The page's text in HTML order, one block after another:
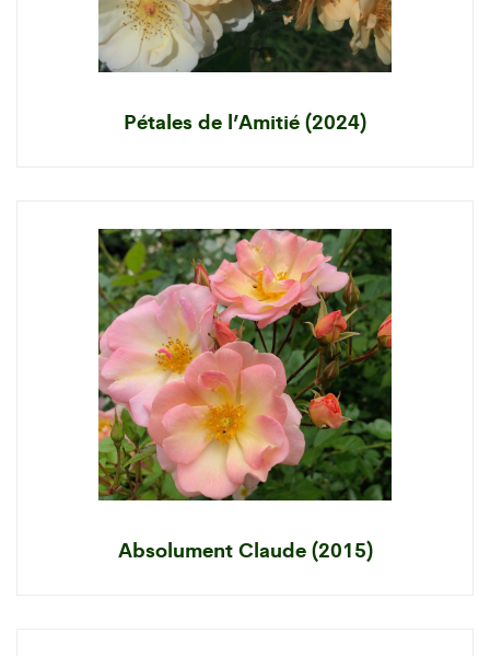
Pétales de l’Amitié (2024)
Absolument Claude (2015)